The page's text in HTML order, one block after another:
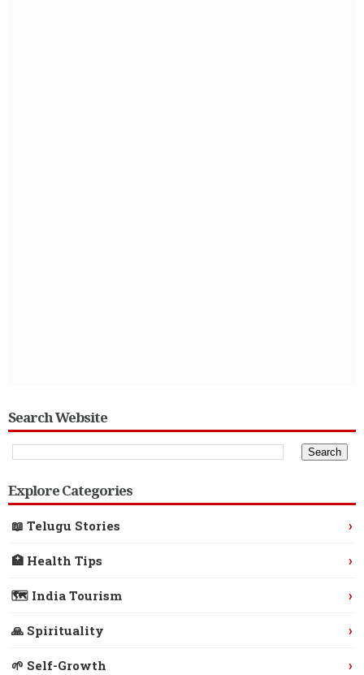
Search Website
Explore Categories
📖 Telugu Stories ›
🏥 Health Tips ›
🗺️ India Tourism ›
🙏 Spirituality ›
🌱 Self-Growth ›